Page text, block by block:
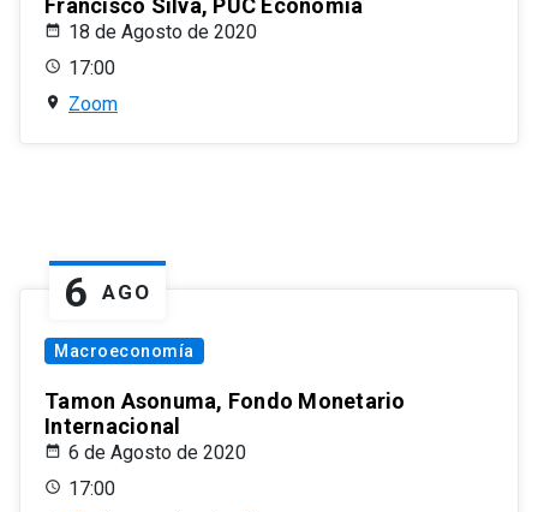
Francisco Silva, PUC Economía
18 de Agosto de 2020
17:00
Zoom
6 AGO
Macroeconomía
Tamon Asonuma, Fondo Monetario
Internacional
6 de Agosto de 2020
17:00